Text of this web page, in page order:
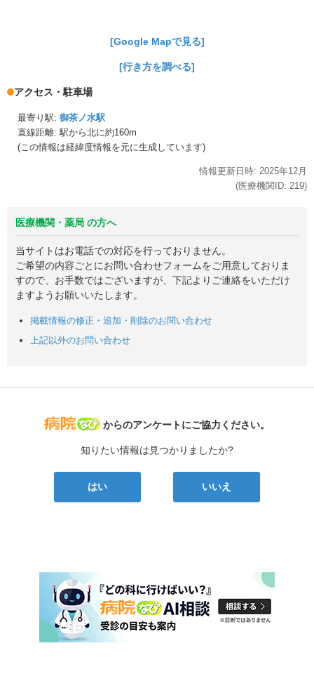
[Google Mapで見る]
[行き方を調べる]
アクセス・駐車場
最寄り駅: 御茶ノ水駅
直線距離: 駅から北に約160m
(この情報は経緯度情報を元に生成しています)
情報更新日時: 2025年12月
(医療機関ID: 219)
医療機関・薬局 の方へ
当サイトはお電話での対応を行っておりません。
ご希望の内容ごとにお問い合わせフォームをご用意しておりま
すので、お手数ではございますが、下記よりご連絡をいただけ
ますようお願いいたします。
掲載情報の修正・追加・削除のお問い合わせ
上記以外のお問い合わせ
病院なび
からのアンケートにご協力ください。
知りたい情報は見つかりましたか?
はい いいえ